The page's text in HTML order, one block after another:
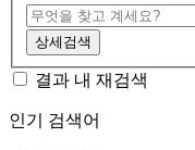
상세검색
결과 내 재검색
인기 검색어